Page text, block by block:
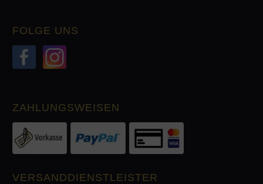
FOLGE UNS
ZAHLUNGSWEISEN
VERSANDDIENSTLEISTER